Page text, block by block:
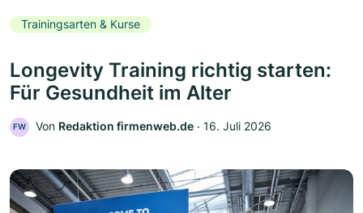
Trainingsarten & Kurse
Longevity Training richtig starten:
Für Gesundheit im Alter
FW Von Redaktion firmenweb.de ‧ 16. Juli 2026